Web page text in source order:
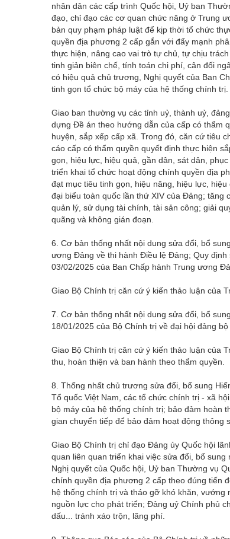
nhân dân các cấp trình Quốc hội, Uỷ ban
đạo, chỉ đạo các cơ quan chức năng ở Trung
bản quy phạm pháp luật để kịp thời tổ chức
quyền địa phương 2 cấp gắn với đẩy mạnh
thực hiện, nâng cao vai trò tự chủ, tự chịu
tinh giản biên chế, tính toán chi phí, cân đối
có hiệu quả chủ trương, Nghị quyết của Ban
tinh gọn tổ chức bộ máy của hệ thống chính trị.
Giao ban thường vụ các tỉnh uỷ, thành uỷ,
dựng Đề án theo hướng dẫn của cấp có thẩm
huyện, sắp xếp cấp xã. Trong đó, căn cứ tiêu
cáo cấp có thẩm quyền quyết định thực hiện
gọn, hiệu lực, hiệu quả, gần dân, sát dân,
triển khai tổ chức hoạt động chính quyền địa
đạt mục tiêu tinh gọn, hiệu năng, hiệu lực,
đại biểu toàn quốc lần thứ XIV của Đảng; tăng
quản lý, sử dụng tài chính, tài sản công; giải
quãng và không gián đoạn.
6. Cơ bản thống nhất nội dung sửa đổi, bổ
ương Đảng về thi hành Điều lệ Đảng; Quy
03/02/2025 của Ban Chấp hành Trung ương
Giao Bộ Chính trị căn cứ ý kiến thảo luận của
7. Cơ bản thống nhất nội dung sửa đổi, bổ
18/01/2025 của Bộ Chính trị về đại hội đảng
Giao Bộ Chính trị căn cứ ý kiến thảo luận của
thu, hoàn thiện và ban hành theo thẩm quyền.
8. Thống nhất chủ trương sửa đổi, bổ sung
Tổ quốc Việt Nam, các tổ chức chính trị - xã
bộ máy của hệ thống chính trị; bảo đảm hoàn
gian chuyển tiếp để bảo đảm hoạt động thông
Giao Bộ Chính trị chỉ đạo Đảng ủy Quốc hội
quan liên quan triển khai việc sửa đổi, bổ
Nghị quyết của Quốc hội, Uỷ ban Thường vụ
chính quyền địa phương 2 cấp theo đúng tiến
hệ thống chính trị và tháo gỡ khó khăn, vướng
nguồn lực cho phát triển; Đảng uỷ Chính phủ
dấu... tránh xáo trộn, lãng phí.